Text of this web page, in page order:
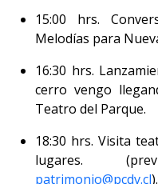
15:00 hrs.
Melodías para
16:30 hrs.
cerro vengo
Teatro del Parque.
18:30 hrs. Visita
lugares.
patrimonio@pcdv.cl).